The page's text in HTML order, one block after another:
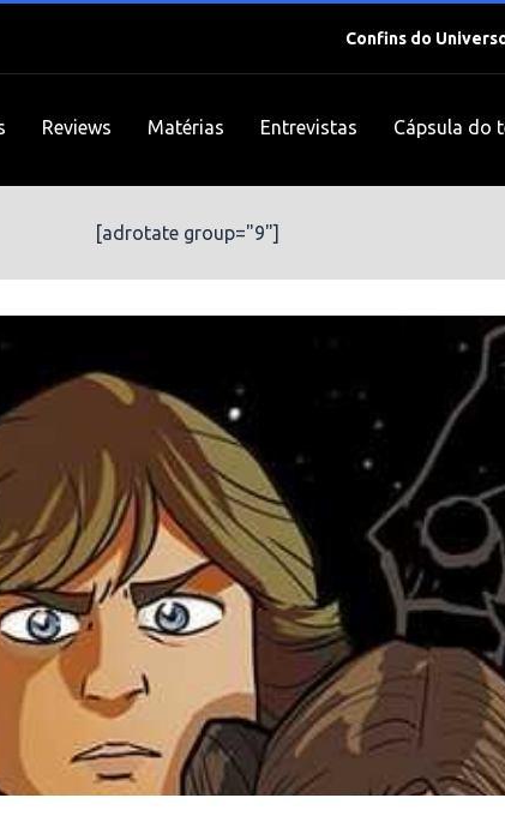
Confins do
Reviews Matérias Entrevistas Cápsula do
[adrotate group="9"]